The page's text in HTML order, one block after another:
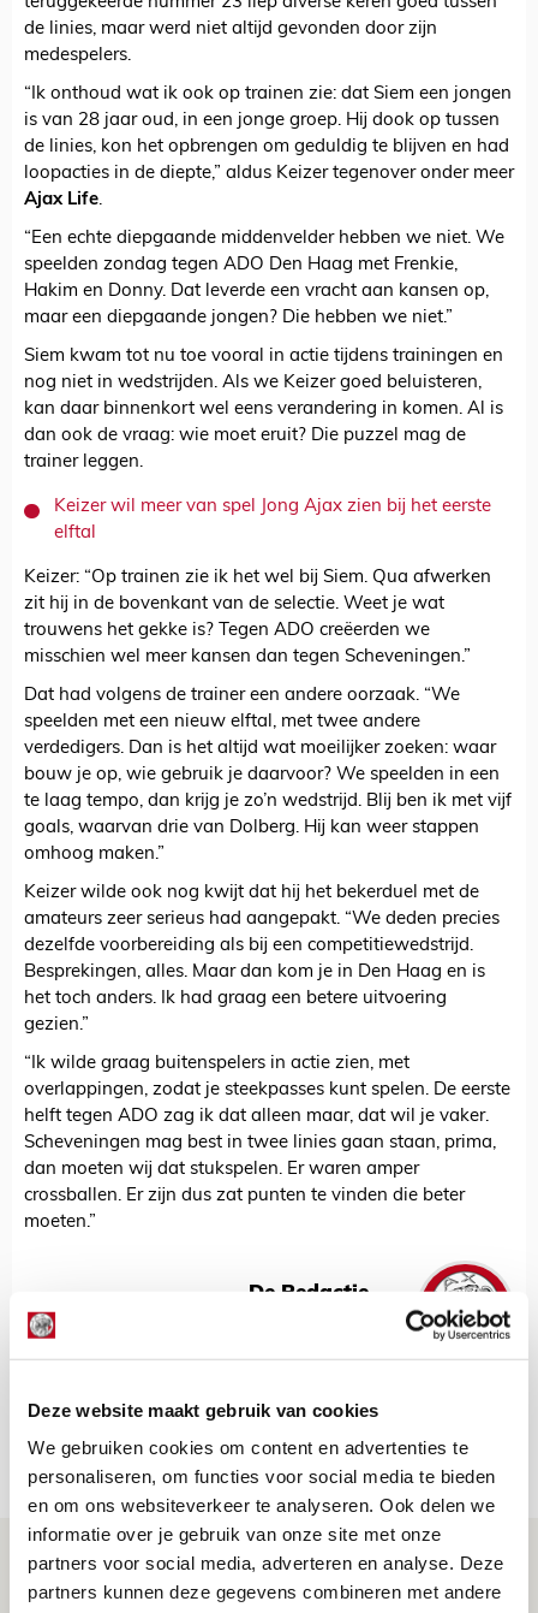
Deze website maakt gebruik van cookies
We gebruiken cookies om content en advertenties te
personaliseren, om functies voor social media te bieden
en om ons websiteverkeer te analyseren. Ook delen we
informatie over je gebruik van onze site met onze
partners voor social media, adverteren en analyse. Deze
partners kunnen deze gegevens combineren met andere
de linies, maar werd niet altijd gevonden door zijn
medespelers.
“Ik onthoud wat ik ook op trainen zie: dat Siem een jongen
is van 28 jaar oud, in een jonge groep. Hij dook op tussen
de linies, kon het opbrengen om geduldig te blijven en had
loopacties in de diepte,” aldus Keizer tegenover onder meer
Ajax Life.
“Een echte diepgaande middenvelder hebben we niet. We
speelden zondag tegen ADO Den Haag met Frenkie,
Hakim en Donny. Dat leverde een vracht aan kansen op,
maar een diepgaande jongen? Die hebben we niet.”
Siem kwam tot nu toe vooral in actie tijdens trainingen en
nog niet in wedstrijden. Als we Keizer goed beluisteren,
kan daar binnenkort wel eens verandering in komen. Al is
dan ook de vraag: wie moet eruit? Die puzzel mag de
trainer leggen.
Keizer wil meer van spel Jong Ajax zien bij het eerste
elftal
Keizer: “Op trainen zie ik het wel bij Siem. Qua afwerken
zit hij in de bovenkant van de selectie. Weet je wat
trouwens het gekke is? Tegen ADO creëerden we
misschien wel meer kansen dan tegen Scheveningen.”
Dat had volgens de trainer een andere oorzaak. “We
speelden met een nieuw elftal, met twee andere
verdedigers. Dan is het altijd wat moeilijker zoeken: waar
bouw je op, wie gebruik je daarvoor? We speelden in een
te laag tempo, dan krijg je zo’n wedstrijd. Blij ben ik met vijf
goals, waarvan drie van Dolberg. Hij kan weer stappen
omhoog maken.”
Keizer wilde ook nog kwijt dat hij het bekerduel met de
amateurs zeer serieus had aangepakt. “We deden precies
dezelfde voorbereiding als bij een competitiewedstrijd.
Besprekingen, alles. Maar dan kom je in Den Haag en is
het toch anders. Ik had graag een betere uitvoering
gezien.”
“Ik wilde graag buitenspelers in actie zien, met
overlappingen, zodat je steekpasses kunt spelen. De eerste
helft tegen ADO zag ik dat alleen maar, dat wil je vaker.
Scheveningen mag best in twee linies gaan staan, prima,
dan moeten wij dat stukspelen. Er waren amper
crossballen. Er zijn dus zat punten te vinden die beter
moeten.”
De Redactie
Net binnen //
Is dit de laatste wallpaper van Godts in
de Johan Cruijff Arena?